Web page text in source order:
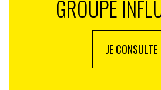
GROUPE
JE CONSULTE